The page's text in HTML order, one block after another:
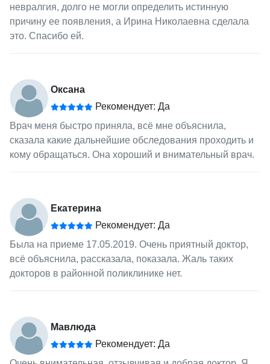
невралгия, долго не могли определить истинную
причину ее появления, а Ирина Николаевна сделала
это. Спасибо ей.
Оксана
Рекомендует: Да
Врач меня быстро приняла, всё мне объяснила,
сказала какие дальнейшие обследования проходить и
кому обращаться. Она хороший и внимательный врач.
Екатерина
Рекомендует: Да
Была на приеме 17.05.2019. Очень приятный доктор,
всё объяснила, рассказала, показала. Жаль таких
докторов в районной поликлинике нет.
Мавлюда
Рекомендует: Да